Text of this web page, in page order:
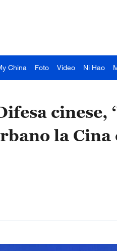
China Foto Video Ni Hao
la